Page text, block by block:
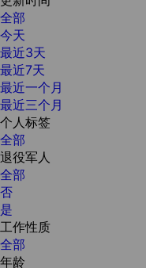
全部
今天
最近3天
最近7天
最近一个月
最近三个月
个人标签
全部
退役军人
全部
否
是
工作性质
全部
年龄